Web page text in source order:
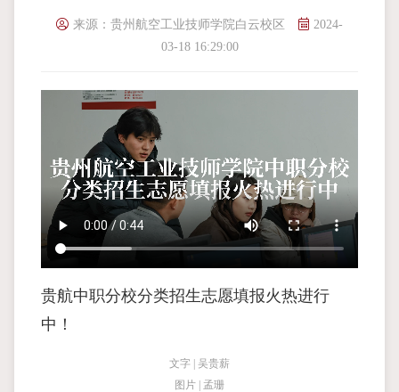
来源：贵州航空工业技师学院白云校区
2024-
03-18 16:29:00
贵航中职分校分类招生志愿填报火热进行
中！
文字 | 吴贵薪
图片 | 孟珊